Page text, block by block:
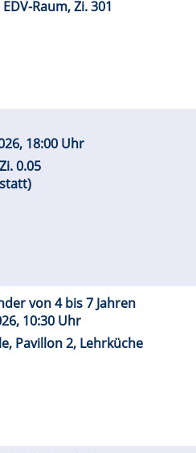
Raum, Zi. 301
18:00 Uhr
0.05
von 4 bis 7 Jahren
10:30 Uhr
Pavillon 2, Lehrküche